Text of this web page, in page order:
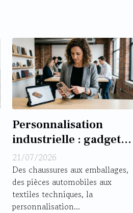
Personnalisation
industrielle : gadget
commercial ou levier
de valeur ajoutée ?
21/07/2026
Des chaussures aux emballages,
des pièces automobiles aux
textiles techniques, la
personnalisation...